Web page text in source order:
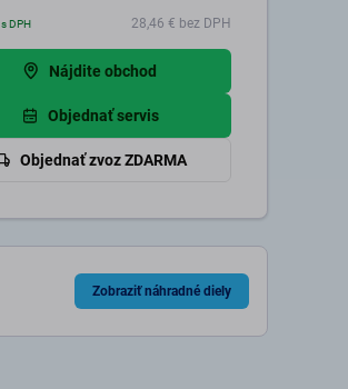
s DPH 28,46 € bez DPH
Nájdite obchod
Objednať servis
Objednať zvoz ZDARMA
Zobraziť náhradné diely